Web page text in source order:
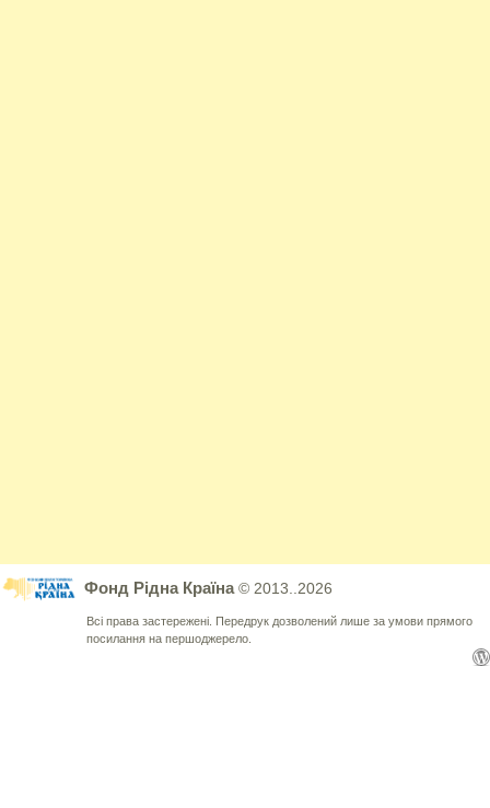
Фонд Рідна Країна© 2013..2026
Всі права застережені. Передрук дозволений лише за умови прямого
посилання на першоджерело.